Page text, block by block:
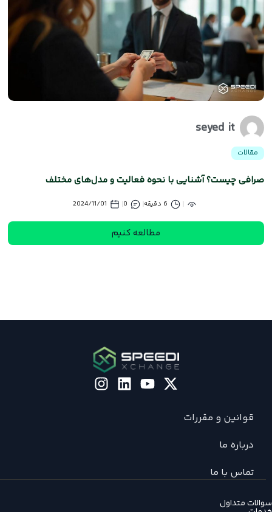
seyed it
مقالات
صرافی چیست؟ آشنایی با نحوه فعالیت و مدل‌های مختلف
6 دقیقه 0
2024/11/01
مطالعه کنیم
قوانین و مقررات
درباره ما
تماس با ما
متداول